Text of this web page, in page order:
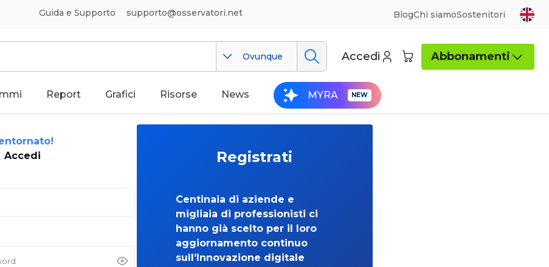
Guida e Supporto supporto@osservatori.net BlogChi siamoSostenitori
Ovunque Accedi Abbonamenti
Report Grafici Risorse News MYRA
Accedi
Registrati
Centinaia di aziende e
migliaia di professionisti ci
hanno già scelto per il loro
aggiornamento continuo
sull’Innovazione digitale